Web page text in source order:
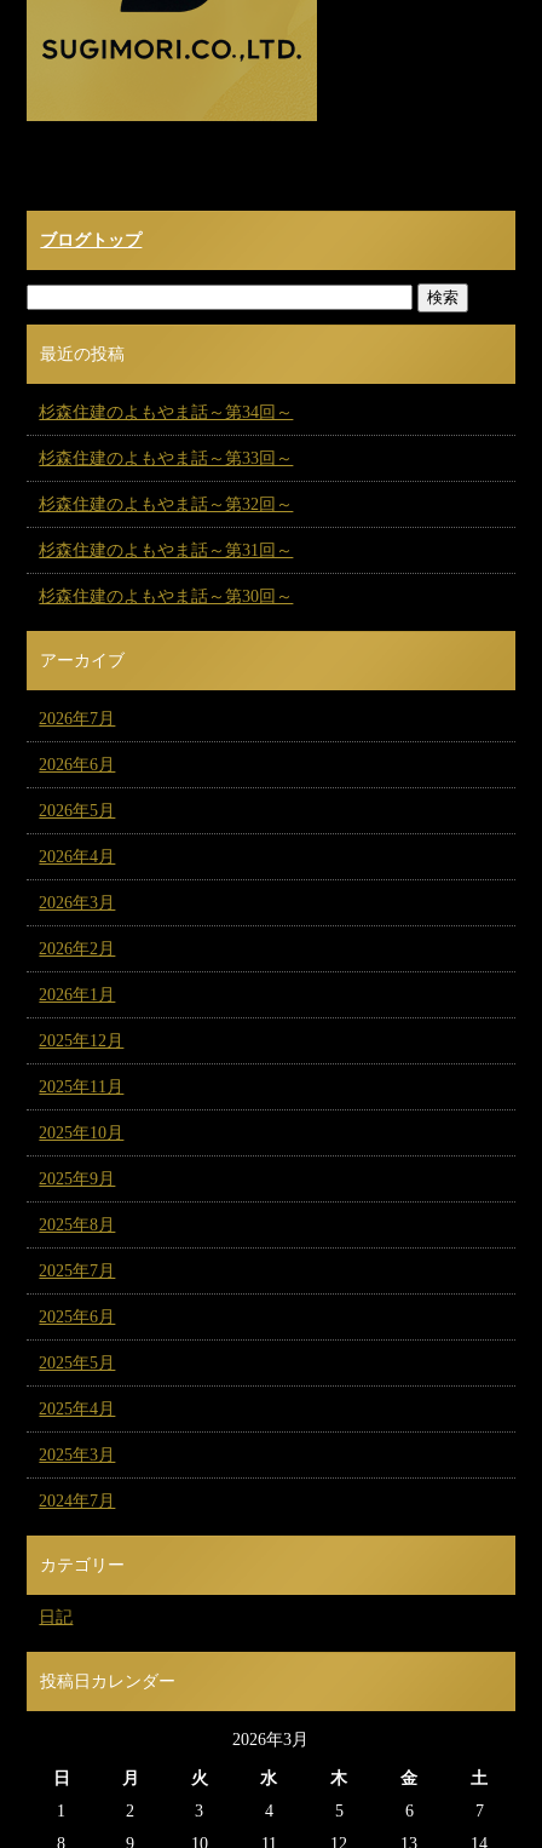
ブログトップ
最近の投稿
杉森住建のよもやま話～第34回～
杉森住建のよもやま話～第33回～
杉森住建のよもやま話～第32回～
杉森住建のよもやま話～第31回～
杉森住建のよもやま話～第30回～
アーカイブ
2026年7月
2026年6月
2026年5月
2026年4月
2026年3月
2026年2月
2026年1月
2025年12月
2025年11月
2025年10月
2025年9月
2025年8月
2025年7月
2025年6月
2025年5月
2025年4月
2025年3月
2024年7月
カテゴリー
日記
投稿日カレンダー
2026年3月
日 月 火 水 木 金
土
1
2 3 4 5 6
7
8
9 10 11 12 13 14